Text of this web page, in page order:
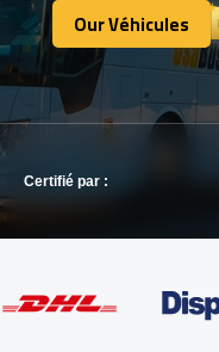
CONTACTEZ-NOUS
CONTACTEZ-NOUS
Our Véhicules
Our Véhicules
Certifié par :